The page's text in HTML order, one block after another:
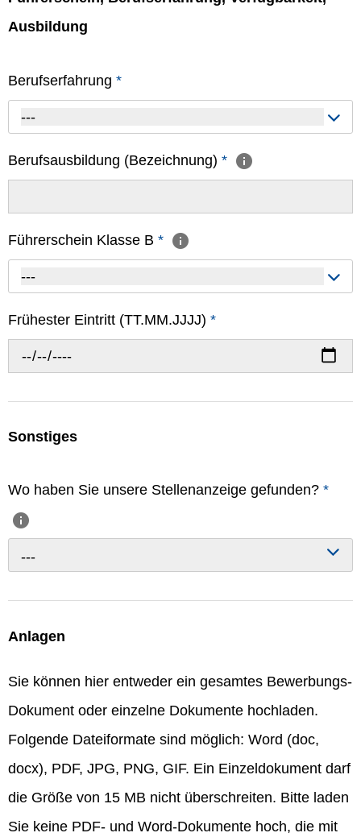
Ausbildung
Berufserfahrung *
---
Berufsausbildung (Bezeichnung) *
Führerschein Klasse B *
---
Frühester Eintritt (TT.MM.JJJJ) *
Sonstiges
Wo haben Sie unsere Stellenanzeige gefunden? *
---
Anlagen
Sie können hier entweder ein gesamtes Bewerbungs-
Dokument oder einzelne Dokumente hochladen.
Folgende Dateiformate sind möglich: Word (doc,
docx), PDF, JPG, PNG, GIF. Ein Einzeldokument darf
die Größe von 15 MB nicht überschreiten. Bitte laden
Sie keine PDF- und Word-Dokumente hoch, die mit